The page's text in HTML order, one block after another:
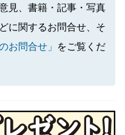
見、書籍・記事・写真
に関するお問合せ、そ
お問合せ」
をご覧くだ